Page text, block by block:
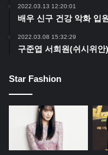
2022.03.13 12:20:01
배우 신구 건강 악화 입
2022.03.08 15:32:29
구준엽 서희원(쉬시위
Star Fashion